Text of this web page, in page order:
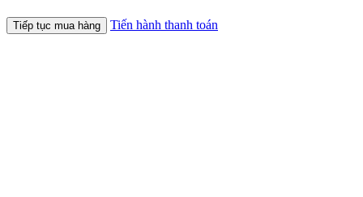
Tiếp tục mua hàng Tiến hành thanh toán